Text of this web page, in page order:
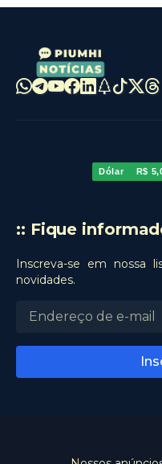
Dólar R$
:: Fique
Inscreva-se em nossa
novidades.